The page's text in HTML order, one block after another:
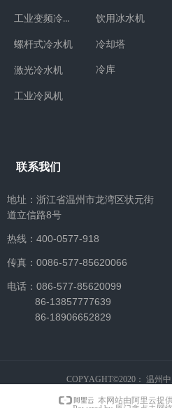
COPYAGHT©2020： 温州
工业变频冷水机
螺杆式冷水机
激光冷水机
工业冷风机
饮用冰水机
冷却塔
冷库
联系我们
地址：浙江省温州市龙湾区状元街
道立信路8号
热线：400-0577-918
​​​​​​​传真：0086-577-85620066
​​​​​​​电话：086-577-85620099
86-13857777639
86-18906652829
本网站由阿里云提